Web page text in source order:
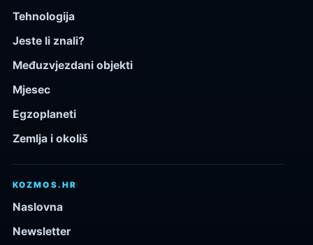
Tehnologija
Jeste li znali?
Međuzvjezdani objekti
Mjesec
Egzoplaneti
Zemlja i okoliš
KOZMOS.HR
Naslovna
Newsletter